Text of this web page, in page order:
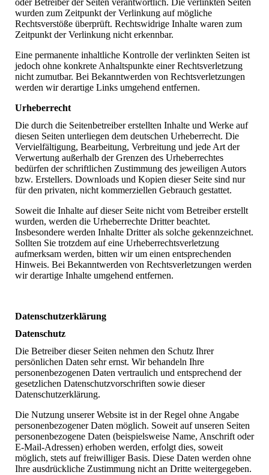
wurden zum Zeitpunkt der Verlinkung auf mögliche
Rechtsverstöße überprüft. Rechtswidrige Inhalte waren zum
Zeitpunkt der Verlinkung nicht erkennbar.
Eine permanente inhaltliche Kontrolle der verlinkten Seiten ist
jedoch ohne konkrete Anhaltspunkte einer Rechtsverletzung
nicht zumutbar. Bei Bekanntwerden von Rechtsverletzungen
werden wir derartige Links umgehend entfernen.
Urheberrecht
Die durch die Seitenbetreiber erstellten Inhalte und Werke auf
diesen Seiten unterliegen dem deutschen Urheberrecht. Die
Vervielfältigung, Bearbeitung, Verbreitung und jede Art der
Verwertung außerhalb der Grenzen des Urheberrechtes
bedürfen der schriftlichen Zustimmung des jeweiligen Autors
bzw. Erstellers. Downloads und Kopien dieser Seite sind nur
für den privaten, nicht kommerziellen Gebrauch gestattet.
Soweit die Inhalte auf dieser Seite nicht vom Betreiber erstellt
wurden, werden die Urheberrechte Dritter beachtet.
Insbesondere werden Inhalte Dritter als solche gekennzeichnet.
Sollten Sie trotzdem auf eine Urheberrechtsverletzung
aufmerksam werden, bitten wir um einen entsprechenden
Hinweis. Bei Bekanntwerden von Rechtsverletzungen werden
wir derartige Inhalte umgehend entfernen.
Datenschutzerklärung
Datenschutz
Die Betreiber dieser Seiten nehmen den Schutz Ihrer
persönlichen Daten sehr ernst. Wir behandeln Ihre
personenbezogenen Daten vertraulich und entsprechend der
gesetzlichen Datenschutzvorschriften sowie dieser
Datenschutzerklärung.
Die Nutzung unserer Website ist in der Regel ohne Angabe
personenbezogener Daten möglich. Soweit auf unseren Seiten
personenbezogene Daten (beispielsweise Name, Anschrift oder
E-Mail-Adressen) erhoben werden, erfolgt dies, soweit
möglich, stets auf freiwilliger Basis. Diese Daten werden ohne
Ihre ausdrückliche Zustimmung nicht an Dritte weitergegeben.